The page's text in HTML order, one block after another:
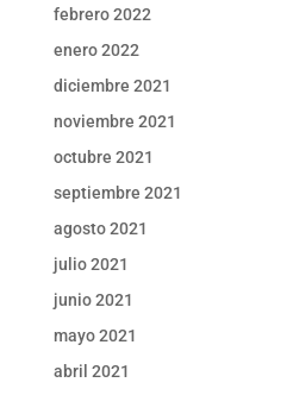
febrero 2022
enero 2022
diciembre 2021
noviembre 2021
octubre 2021
septiembre 2021
agosto 2021
julio 2021
junio 2021
mayo 2021
abril 2021